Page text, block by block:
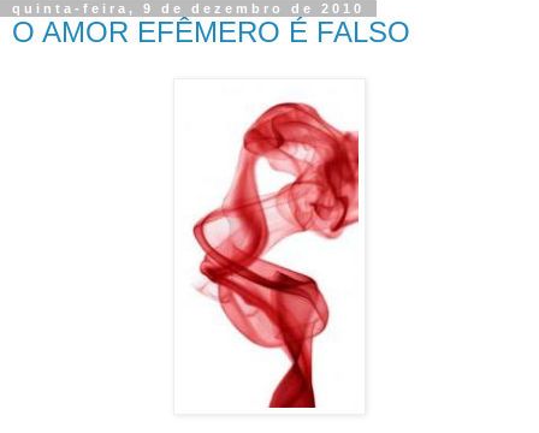
quinta-feira, 9 de dezembro de 2010
O AMOR EFÊMERO É FALSO